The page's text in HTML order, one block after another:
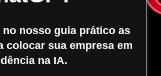
no nosso guia prático as
colocar sua empresa em
na IA.